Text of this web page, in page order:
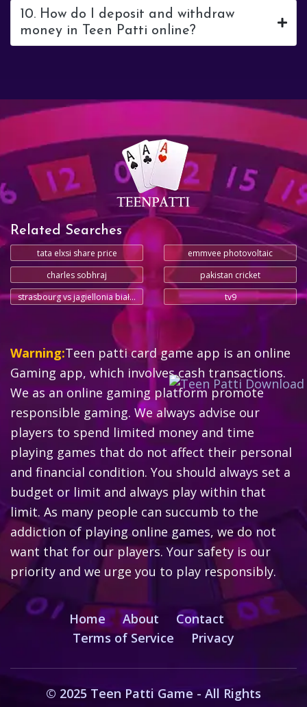
10. How do I deposit and withdraw
money in Teen Patti online?
Related Searches
tata elxsi share price
emmvee photovoltaic
charles sobhraj
pakistan cricket
strasbourg vs jagiellonia białystok
tv9
Warning:Teen patti card game app is an online
Gaming app, which involves cash transactions.
We as an online gaming platform promote
responsible gaming. We always advise our
players to spend limited money and time
playing games that do not affect their personal
and financial condition. You should always set a
budget or limit and always play within that
limit. As many people can succumb to the
addiction of playing online games, we do not
want that for our players. Your safety is our
priority and we urge you to play responsibly.
Home About
Contact
Terms of Service
Privacy
© 2025 Teen Patti Game - All Rights